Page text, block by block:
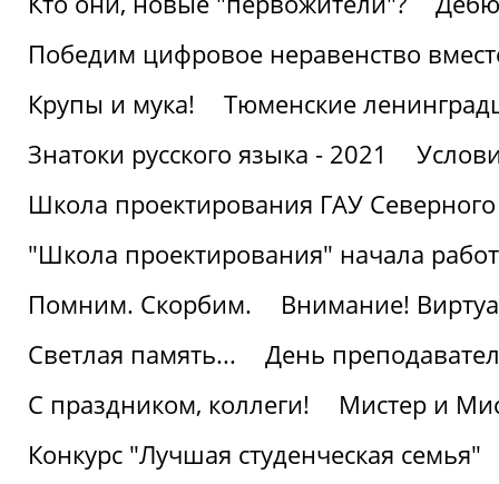
Победим цифровое неравенство
Крупы и мука!
Тюменские
Знатоки русского языка - 2021
Школа проектирования ГАУ
"Школа проектирования" начала
Помним. Скорбим.
Внимание!
Светлая память...
День
С праздником, коллеги!
Мистер и
Конкурс "Лучшая студенческая семья"